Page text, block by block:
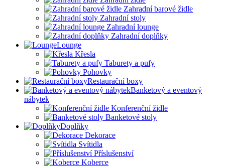
Zahradní barové židle
Zahradní stoly
Zahradní lounge
Zahradní doplňky
Lounge
Křesla
Taburety a pufy
Pohovky
Restaurační boxy
Banketový a eventový
nábytek
Konferenční židle
Banketové stoly
Doplňky
Dekorace
Svítidla
Příslušenství
Koberce